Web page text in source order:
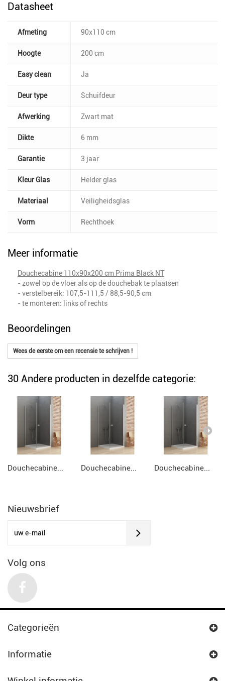
Datasheet
Afmeting 90x110 cm
Hoogte 200 cm
Easy clean Ja
Deur type Schuifdeur
Afwerking Zwart mat
Dikte 6 mm
Garantie 3 jaar
Kleur Glas Helder glas
Materiaal Veiligheidsglas
Vorm Rechthoek
Meer informatie
Douchecabine 110x90x200 cm Prima Black NT
- zowel op de vloer als op de douchebak te plaatsen
- verstelbereik: 107,5-111,5 / 88,5-90,5 cm
- te monteren: links of rechts
Beoordelingen
Wees de eerste om een recensie te schrijven !
30 Andere producten in dezelfde categorie:
Douchecabine... Douchecabine... Douchecabine...
Nieuwsbrief
Volg ons
Categorieën
Informatie